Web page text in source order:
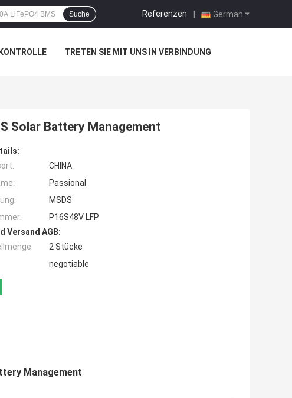
German
Referenzen |
Suche
TRETEN SIE MIT UNS IN VERBINDUNG
Solar Battery Management
CHINA
Passional
MSDS
P16S48V LFP
Versand AGB:
2 Stücke
negotiable
Management